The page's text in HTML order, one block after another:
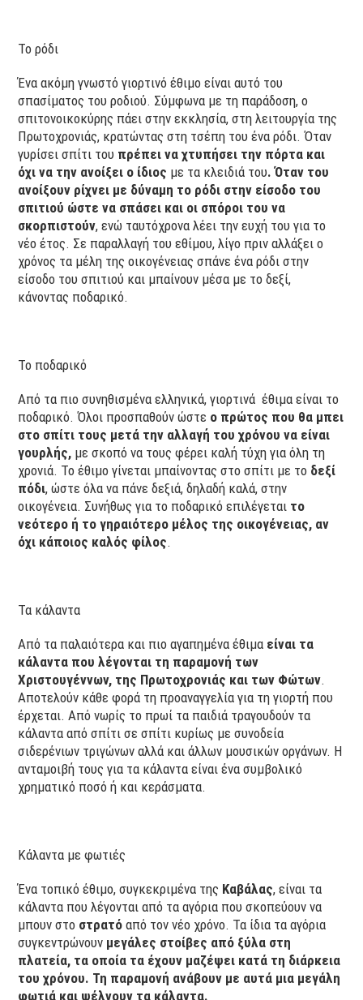
Το ρόδι
Ένα ακόμη γνωστό γιορτινό έθιμο είναι αυτό του
σπασίματος του ροδιού. Σύμφωνα με τη παράδοση, ο
σπιτονοικοκύρης πάει στην εκκλησία, στη λειτουργία της
Πρωτοχρονιάς, κρατώντας στη τσέπη του ένα ρόδι. Όταν
γυρίσει σπίτι του πρέπει να χτυπήσει την πόρτα και
όχι να την ανοίξει ο ίδιος με τα κλειδιά του. Όταν του
ανοίξουν ρίχνει με δύναμη το ρόδι στην είσοδο του
σπιτιού ώστε να σπάσει και οι σπόροι του να
σκορπιστούν, ενώ ταυτόχρονα λέει την ευχή του για το
νέο έτος. Σε παραλλαγή του εθίμου, λίγο πριν αλλάξει ο
χρόνος τα μέλη της οικογένειας σπάνε ένα ρόδι στην
είσοδο του σπιτιού και μπαίνουν μέσα με το δεξί,
κάνοντας ποδαρικό.
Το ποδαρικό
Από τα πιο συνηθισμένα ελληνικά, γιορτινά έθιμα είναι το
ποδαρικό. Όλοι προσπαθούν ώστε ο πρώτος που θα μπει
στο σπίτι τους μετά την αλλαγή του χρόνου να είναι
γουρλής, με σκοπό να τους φέρει καλή τύχη για όλη τη
χρονιά. Το έθιμο γίνεται μπαίνοντας στο σπίτι με το δεξί
πόδι, ώστε όλα να πάνε δεξιά, δηλαδή καλά, στην
οικογένεια. Συνήθως για το ποδαρικό επιλέγεται το
νεότερο ή το γηραιότερο μέλος της οικογένειας, αν
όχι κάποιος καλός φίλος.
Τα κάλαντα
Από τα παλαιότερα και πιο αγαπημένα έθιμα είναι τα
κάλαντα που λέγονται τη παραμονή των
Χριστουγέννων, της Πρωτοχρονιάς και των Φώτων.
Αποτελούν κάθε φορά τη προαναγγελία για τη γιορτή που
έρχεται. Από νωρίς το πρωί τα παιδιά τραγουδούν τα
κάλαντα από σπίτι σε σπίτι κυρίως με συνοδεία
σιδερένιων τριγώνων αλλά και άλλων μουσικών οργάνων. Η
ανταμοιβή τους για τα κάλαντα είναι ένα συμβολικό
χρηματικό ποσό ή και κεράσματα.
Κάλαντα με φωτιές
Ένα τοπικό έθιμο, συγκεκριμένα της Καβάλας, είναι τα
κάλαντα που λέγονται από τα αγόρια που σκοπεύουν να
μπουν στο στρατό από τον νέο χρόνο. Τα ίδια τα αγόρια
συγκεντρώνουν μεγάλες στοίβες από ξύλα στη
πλατεία, τα οποία τα έχουν μαζέψει κατά τη διάρκεια
του χρόνου. Τη παραμονή ανάβουν με αυτά μια μεγάλη
φωτιά και ψέλνουν τα κάλαντα.